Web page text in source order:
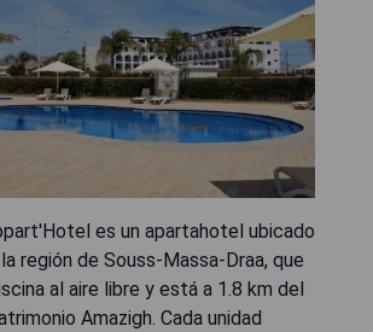
es un apartahotel ubicado
región de Souss-Massa-Draa, que
al aire libre y está a 1.8 km del
Amazigh. Cada unidad